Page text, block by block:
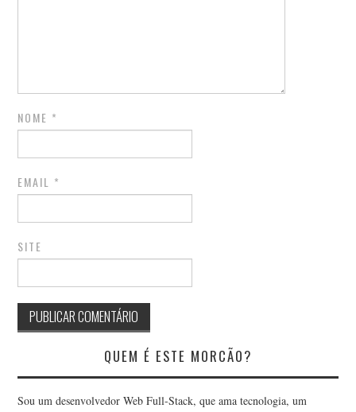
NOME *
EMAIL *
SITE
QUEM É ESTE MORCÃO?
Sou um desenvolvedor Web Full-Stack, que ama tecnologia, um